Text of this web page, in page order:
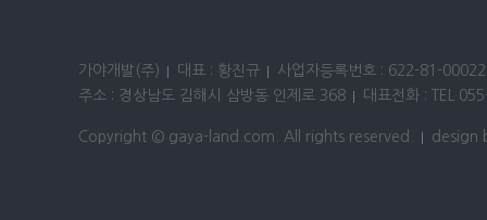
가야개발(주) 대표 : 황진규 사업자등록번호 : 622-81-00022
주소 : 경상남도 김해시 삼방동 인제로 368
대표전화 : TEL
Copyright © gaya-land.com. All rights reserved. design